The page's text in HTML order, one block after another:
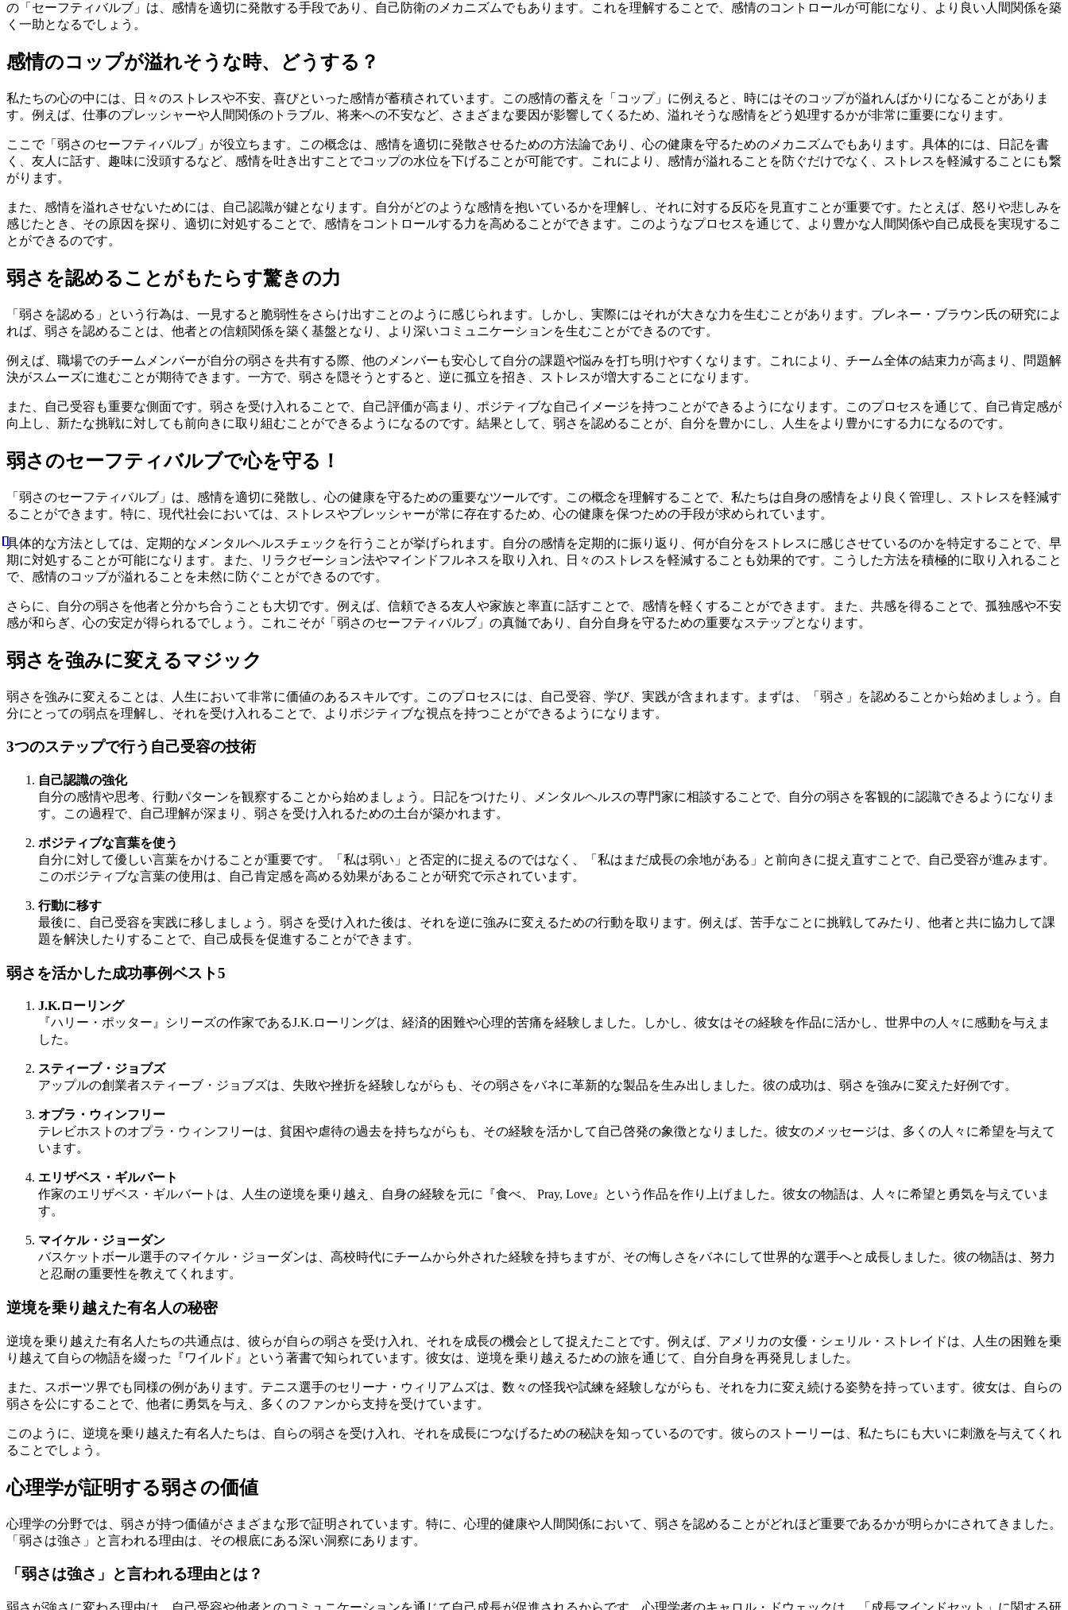
の「セーフティバルブ」は、感情を適切に発散する手段であり、自己防衛のメカニズムでもあります。これを理解することで、感情のコントロールが可能になり、より良い人間関係を築
く一助となるでしょう。
感情のコップが溢れそうな時、どうする？
私たちの心の中には、日々のストレスや不安、喜びといった感情が蓄積されています。この感情の蓄えを「コップ」に例えると、時にはそのコップが溢れんばかりになることがありま
す。例えば、仕事のプレッシャーや人間関係のトラブル、将来への不安など、さまざまな要因が影響してくるため、溢れそうな感情をどう処理するかが非常に重要になります。
ここで「弱さのセーフティバルブ」が役立ちます。この概念は、感情を適切に発散させるための方法論であり、心の健康を守るためのメカニズムでもあります。具体的には、日記を書
く、友人に話す、趣味に没頭するなど、感情を吐き出すことでコップの水位を下げることが可能です。これにより、感情が溢れることを防ぐだけでなく、ストレスを軽減することにも繋
がります。
また、感情を溢れさせないためには、自己認識が鍵となります。自分がどのような感情を抱いているかを理解し、それに対する反応を見直すことが重要です。たとえば、怒りや悲しみを
感じたとき、その原因を探り、適切に対処することで、感情をコントロールする力を高めることができます。このようなプロセスを通じて、より豊かな人間関係や自己成長を実現するこ
とができるのです。
弱さを認めることがもたらす驚きの力
「弱さを認める」という行為は、一見すると脆弱性をさらけ出すことのように感じられます。しかし、実際にはそれが大きな力を生むことがあります。ブレネー・ブラウン氏の研究によ
れば、弱さを認めることは、他者との信頼関係を築く基盤となり、より深いコミュニケーションを生むことができるのです。
例えば、職場でのチームメンバーが自分の弱さを共有する際、他のメンバーも安心して自分の課題や悩みを打ち明けやすくなります。これにより、チーム全体の結束力が高まり、問題解
決がスムーズに進むことが期待できます。一方で、弱さを隠そうとすると、逆に孤立を招き、ストレスが増大することになります。
また、自己受容も重要な側面です。弱さを受け入れることで、自己評価が高まり、ポジティブな自己イメージを持つことができるようになります。このプロセスを通じて、自己肯定感が
向上し、新たな挑戦に対しても前向きに取り組むことができるようになるのです。結果として、弱さを認めることが、自分を豊かにし、人生をより豊かにする力になるのです。
弱さのセーフティバルブで心を守る！
「弱さのセーフティバルブ」は、感情を適切に発散し、心の健康を守るための重要なツールです。この概念を理解することで、私たちは自身の感情をより良く管理し、ストレスを軽減す
ることができます。特に、現代社会においては、ストレスやプレッシャーが常に存在するため、心の健康を保つための手段が求められています。
具体的な方法としては、定期的なメンタルヘルスチェックを行うことが挙げられます。自分の感情を定期的に振り返り、何が自分をストレスに感じさせているのかを特定することで、早
期に対処することが可能になります。また、リラクゼーション法やマインドフルネスを取り入れ、日々のストレスを軽減することも効果的です。こうした方法を積極的に取り入れること
で、感情のコップが溢れることを未然に防ぐことができるのです。
さらに、自分の弱さを他者と分かち合うことも大切です。例えば、信頼できる友人や家族と率直に話すことで、感情を軽くすることができます。また、共感を得ることで、孤独感や不安
感が和らぎ、心の安定が得られるでしょう。これこそが「弱さのセーフティバルブ」の真髄であり、自分自身を守るための重要なステップとなります。
弱さを強みに変えるマジック
弱さを強みに変えることは、人生において非常に価値のあるスキルです。このプロセスには、自己受容、学び、実践が含まれます。まずは、「弱さ」を認めることから始めましょう。自
分にとっての弱点を理解し、それを受け入れることで、よりポジティブな視点を持つことができるようになります。
3つのステップで行う自己受容の技術
自己認識の強化
自分の感情や思考、行動パターンを観察することから始めましょう。日記をつけたり、メンタルヘルスの専門家に相談することで、自分の弱さを客観的に認識できるようになりま
す。この過程で、自己理解が深まり、弱さを受け入れるための土台が築かれます。
ポジティブな言葉を使う
自分に対して優しい言葉をかけることが重要です。「私は弱い」と否定的に捉えるのではなく、「私はまだ成長の余地がある」と前向きに捉え直すことで、自己受容が進みます。
このポジティブな言葉の使用は、自己肯定感を高める効果があることが研究で示されています。
行動に移す
最後に、自己受容を実践に移しましょう。弱さを受け入れた後は、それを逆に強みに変えるための行動を取ります。例えば、苦手なことに挑戦してみたり、他者と共に協力して課
題を解決したりすることで、自己成長を促進することができます。
弱さを活かした成功事例ベスト5
J.K.ローリング
『ハリー・ポッター』シリーズの作家であるJ.K.ローリングは、経済的困難や心理的苦痛を経験しました。しかし、彼女はその経験を作品に活かし、世界中の人々に感動を与えま
した。
スティーブ・ジョブズ
アップルの創業者スティーブ・ジョブズは、失敗や挫折を経験しながらも、その弱さをバネに革新的な製品を生み出しました。彼の成功は、弱さを強みに変えた好例です。
オプラ・ウィンフリー
テレビホストのオプラ・ウィンフリーは、貧困や虐待の過去を持ちながらも、その経験を活かして自己啓発の象徴となりました。彼女のメッセージは、多くの人々に希望を与えて
います。
エリザベス・ギルバート
作家のエリザベス・ギルバートは、人生の逆境を乗り越え、自身の経験を元に『食べ、 Pray, Love』という作品を作り上げました。彼女の物語は、人々に希望と勇気を与えていま
す。
マイケル・ジョーダン
バスケットボール選手のマイケル・ジョーダンは、高校時代にチームから外された経験を持ちますが、その悔しさをバネにして世界的な選手へと成長しました。彼の物語は、努力
と忍耐の重要性を教えてくれます。
逆境を乗り越えた有名人の秘密
逆境を乗り越えた有名人たちの共通点は、彼らが自らの弱さを受け入れ、それを成長の機会として捉えたことです。例えば、アメリカの女優・シェリル・ストレイドは、人生の困難を乗
り越えて自らの物語を綴った『ワイルド』という著書で知られています。彼女は、逆境を乗り越えるための旅を通じて、自分自身を再発見しました。
また、スポーツ界でも同様の例があります。テニス選手のセリーナ・ウィリアムズは、数々の怪我や試練を経験しながらも、それを力に変え続ける姿勢を持っています。彼女は、自らの
弱さを公にすることで、他者に勇気を与え、多くのファンから支持を受けています。
このように、逆境を乗り越えた有名人たちは、自らの弱さを受け入れ、それを成長につなげるための秘訣を知っているのです。彼らのストーリーは、私たちにも大いに刺激を与えてくれ
ることでしょう。
心理学が証明する弱さの価値
心理学の分野では、弱さが持つ価値がさまざまな形で証明されています。特に、心理的健康や人間関係において、弱さを認めることがどれほど重要であるかが明らかにされてきました。
「弱さは強さ」と言われる理由は、その根底にある深い洞察にあります。
「弱さは強さ」と言われる理由とは？